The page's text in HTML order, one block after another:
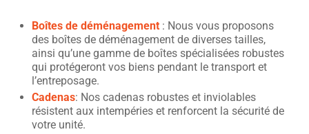
Boîtes de déménagement : Nous vous proposons
des boîtes de déménagement de diverses tailles,
ainsi qu’une gamme de boîtes spécialisées robustes
qui protégeront vos biens pendant le transport et
l’entreposage.
Cadenas: Nos cadenas robustes et inviolables
résistent aux intempéries et renforcent la sécurité de
votre unité.